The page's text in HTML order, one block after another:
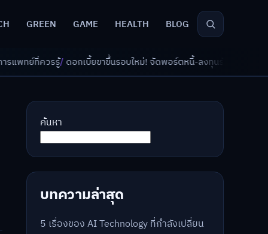
GREEN GAME HEALTH BLOG
ดอกเบี้ยขาขึ้นรอบใหม่! จัดพอร์ตหนี้-ลงทุนรับมืออย่างไรดี?/AI จัดพอร์ต
ค้นหา
บทความล่าสุด
5 เรื่องของ AI Technology ที่กำลังเปลี่ยน